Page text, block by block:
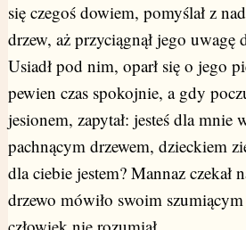
się czegoś dowiem, pomyślał z
drzew, aż przyciągnął jego uwagę
Usiadł pod nim, oparł się o jego
pewien czas spokojnie, a gdy
jesionem, zapytał: jesteś dla
pachnącym drzewem, dzieckiem
dla ciebie jestem? Mannaz czekał
drzewo mówiło swoim